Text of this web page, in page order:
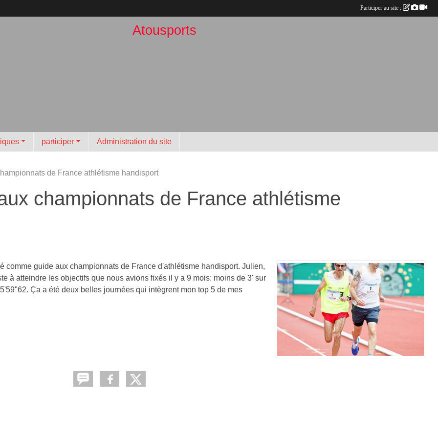
Atousports
participer Administration du site
de France athlétisme handisport
championnats de France athlétisme
guide aux championnats de France d'athlétisme handisport. Julien,
à atteindre les objectifs que nous avions fixés il y a 9 mois: moins de 3' sur
Ça a été deux belles journées qui intègrent mon top 5 de mes
Participer au site :